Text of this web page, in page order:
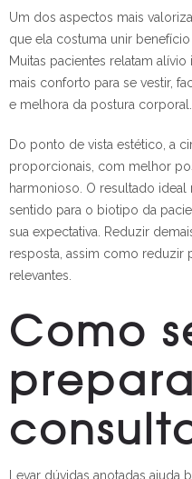
Um dos aspectos mais
que ela costuma unir
Muitas pacientes relatam
mais conforto para se vestir,
e melhora da postura corporal.
Do ponto de vista estético, a
proporcionais, com melhor
harmonioso. O resultado
sentido para o biotipo da
sua expectativa. Reduzir
resposta, assim como reduzir
relevantes.
Como
Levar dúvidas anotadas ajuda